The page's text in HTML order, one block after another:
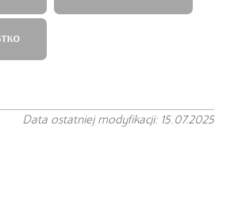
Data ostatniej modyfikacji: 15.07.2025